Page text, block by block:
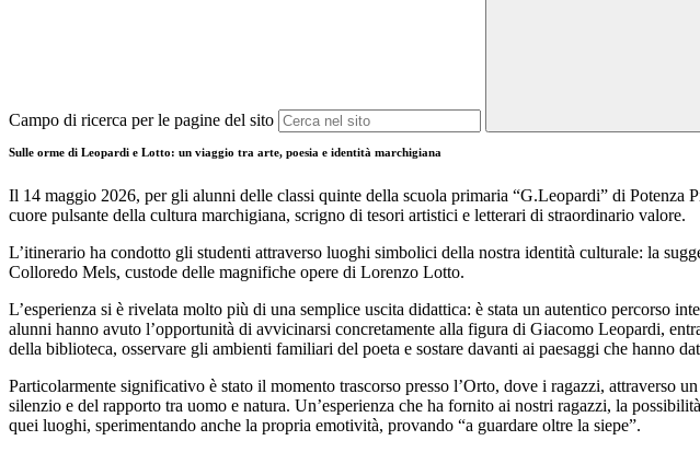
Campo di ricerca per le pagine del sito
Sulle orme di Leopardi e Lotto: un viaggio tra arte, poesia e identità marchigiana
Il 14 maggio 2026, per gli alunni delle classi quinte della scuola primaria “G.Leopardi” di Potenza
cuore pulsante della cultura marchigiana, scrigno di tesori artistici e letterari di straordinario valore.
L’itinerario ha condotto gli studenti attraverso luoghi simbolici della nostra identità culturale: la
Colloredo Mels, custode delle magnifiche opere di Lorenzo Lotto.
L’esperienza si è rivelata molto più di una semplice uscita didattica: è stata un autentico percorso
alunni hanno avuto l’opportunità di avvicinarsi concretamente alla figura di Giacomo Leopardi,
della biblioteca, osservare gli ambienti familiari del poeta e sostare davanti ai paesaggi che hanno
Particolarmente significativo è stato il momento trascorso presso l’Orto, dove i ragazzi,
silenzio e del rapporto tra uomo e natura. Un’esperienza che ha fornito ai nostri ragazzi, la
quei luoghi, sperimentando anche la propria emotività, provando “a guardare oltre la siepe”.